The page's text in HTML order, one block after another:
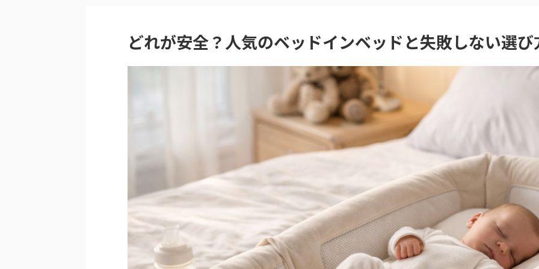
どれが安全？人気のベッドインベッドと失敗しない選び